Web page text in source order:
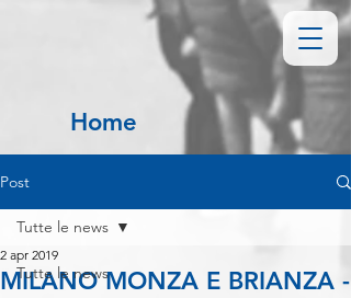
Home
Post
Tutte le news
Tutte le news
MILANO MONZA E BRIANZA -
2 apr 2019